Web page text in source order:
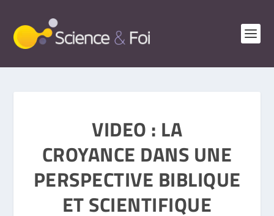
VIDEO : LA
CROYANCE DANS UNE
PERSPECTIVE BIBLIQUE
ET SCIENTIFIQUE